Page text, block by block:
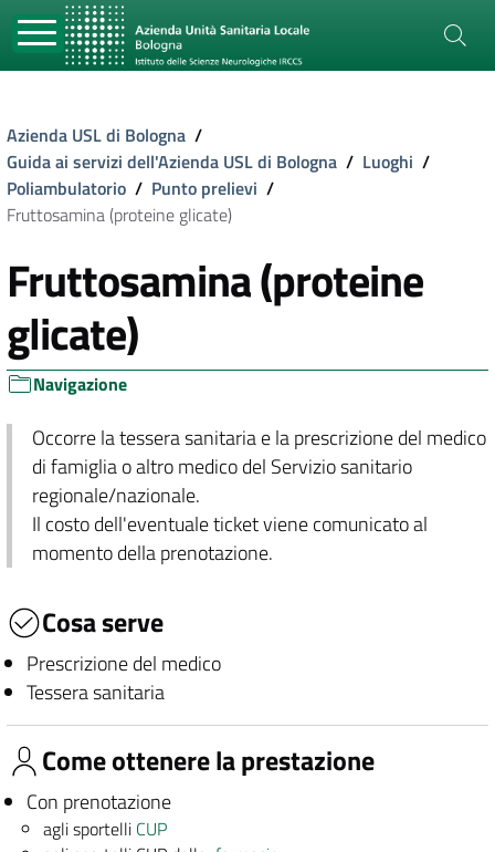
Azienda USL di Bologna /
Guida ai servizi dell'Azienda USL di Bologna / Luoghi /
Poliambulatorio / Punto prelievi /
Fruttosamina (proteine glicate)
Fruttosamina (proteine
glicate)
Navigazione
Occorre la tessera sanitaria e la prescrizione del medico
di famiglia o altro medico del Servizio sanitario
regionale/nazionale.
Il costo dell'eventuale ticket viene comunicato al
momento della prenotazione.
Cosa serve
Prescrizione del medico
Tessera sanitaria
Come ottenere la prestazione
Con prenotazione
agli sportelli CUP